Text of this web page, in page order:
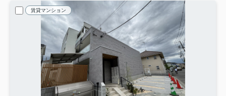
賃貸マンション